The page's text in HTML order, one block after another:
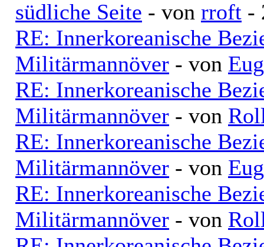
südliche Seite - von rroft -
RE: Innerkoreanische
Militärmannöver - von
RE: Innerkoreanische
Militärmannöver - von
RE: Innerkoreanische
Militärmannöver - von
RE: Innerkoreanische
Militärmannöver - von